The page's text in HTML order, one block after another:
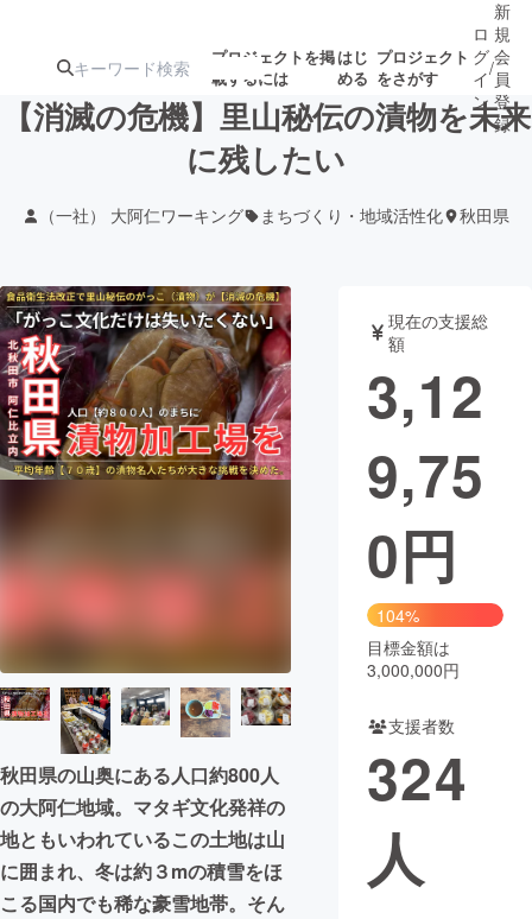
プロジェクトを掲
載するには
はじ
める
プロジェクト
をさがす
人気のプロ
ジェクト
注目のリ
ターン
ジェクト
募集終了が近いプ
ロジェクト
もうすぐ公開
されます
アート・写真 音楽
テクノロジー・ガジェット ゲーム・サ
映像・映画
まちづくり・地域活性化
CAMPFIRE for Social Good
CAMPFIRE Creation
CAMPFIREふるさと納税machi-ya コミュニティ
ロ
グ
イ
ン
/
新
規
会
員
登
録
【消滅の危機︎】里山秘伝の漬物を未来
に残したい
（一社） 大阿仁ワーキング まちづくり・地域活性化 秋田県
秋田県の山奥にある人口約800人
の大阿仁地域。マタギ文化発祥の
地ともいわれているこの土地は山
に囲まれ、冬は約３mの積雪をほ
こる国内でも稀な豪雪地帯。そん
現在の支援総
額
3,12
9,75
0円
104%
目標金額は
3,000,000円
支援者数
324
人